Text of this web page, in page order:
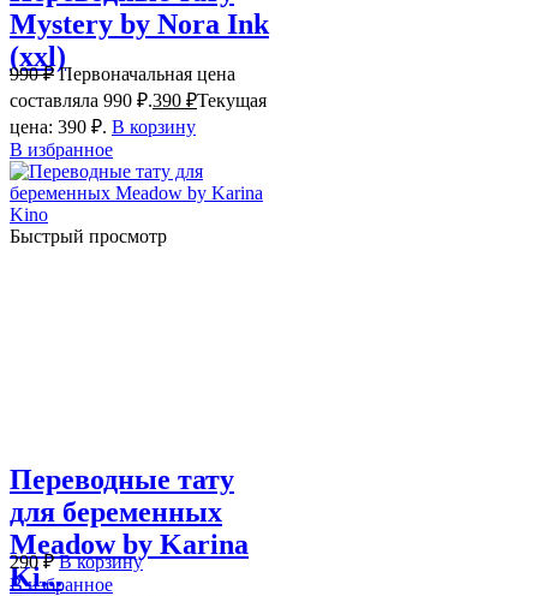
Mystery by Nora Ink
(xxl)
990₽ Первоначальная цена
составляла 990 ₽.390 ₽Текущая
цена: 390 ₽. В корзину
В избранное
Быстрый просмотр
Переводные тату
для беременных
Meadow by Karina
Ki...
290₽ В корзину
В избранное